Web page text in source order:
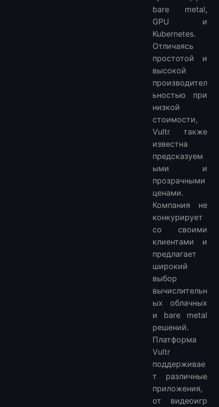
bare metal,
GPU и
Kubernetes.
Отличаясь
простотой и
высокой
производител
ьностью при
низкой
стоимости,
Vultr также
известна
предсказуем
ыми и
прозрачными
ценами.
Компания не
конкурирует
со своими
клиентами и
предлагает
широкий
выбор
вычислительн
ых облачных
и bare metal
решений.
Платформа
Vultr
поддерживае
т различные
приложения,
от видеоигр